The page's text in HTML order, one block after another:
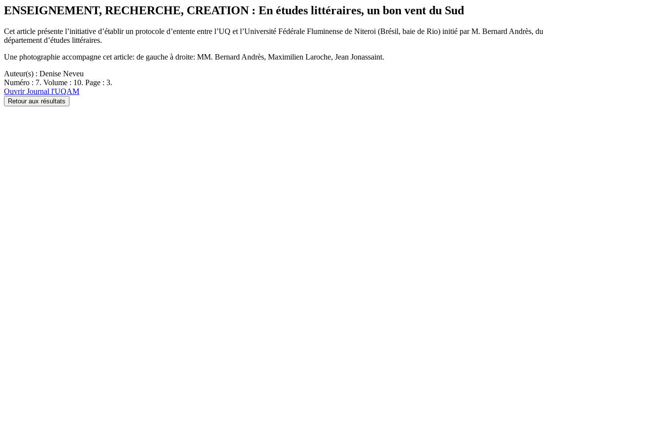
ENSEIGNEMENT, RECHERCHE, CREATION : En études littéraires, un bon vent du Sud
Cet article présente l’initiative d’établir un protocole d’entente entre l’UQ et l’Université Fédérale Fluminense de Niteroi (Brésil, baie de Rio) initié par M. Bernard Andrès, du
département d’études littéraires.
Une photographie accompagne cet article: de gauche à droite: MM. Bernard Andrès, Maximilien Laroche, Jean Jonassaint.
Auteur(s) : Denise Neveu
Numéro : 7. Volume : 10. Page : 3.
Ouvrir Journal l'UQAM
Retour aux résultats